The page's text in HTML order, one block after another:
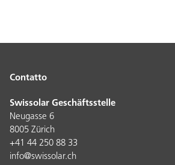
Contatto
Swissolar Geschäftsstelle
Neugasse 6
8005 Zürich
+41 44 250 88 33
info@swissolar.ch